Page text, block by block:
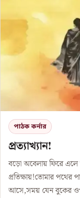
পাঠক কর্নার
প্রত্যাখ্যান!
বড়ো অবেলায় ফিরে
প্রতিক্ষায়!তোমার পথের
আসে,সময় যেন বুকের